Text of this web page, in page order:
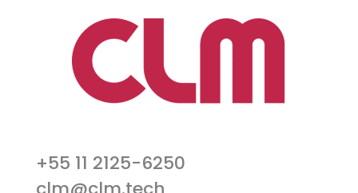
+55 11 2125-6250